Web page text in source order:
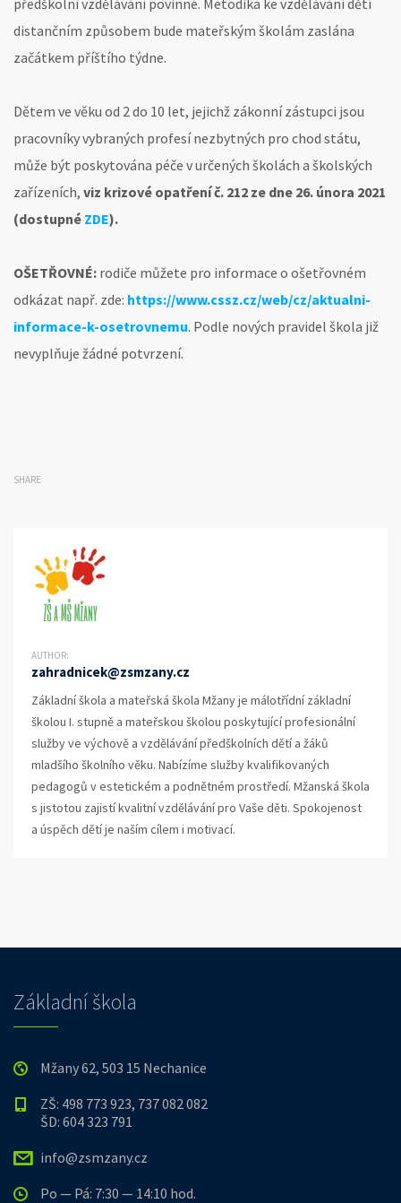
předškolní vzdělávání povinné. Metodika ke vzdělávání dětí
distančním způsobem bude mateřským školám zaslána
začátkem příštího týdne.
Dětem ve věku od 2 do 10 let, jejichž zákonní zástupci jsou
pracovníky vybraných profesí nezbytných pro chod státu,
může být poskytována péče v určených školách a školských
zařízeních, viz krizové opatření č. 212 ze dne 26. února 2021
(dostupné ZDE).
OŠETŘOVNÉ: rodiče můžete pro informace o ošetřovném
odkázat např. zde: https://www.cssz.cz/web/cz/aktualni-
informace-k-osetrovnemu. Podle nových pravidel škola již
nevyplňuje žádné potvrzení.
SHARE
AUTHOR:
zahradnicek@zsmzany.cz
Základní škola a mateřská škola Mžany je málotřídní základní
školou I. stupně a mateřskou školou poskytující profesionální
služby ve výchově a vzdělávání předškolních dětí a žáků
mladšího školního věku. Nabízíme služby kvalifikovaných
pedagogů v estetickém a podnětném prostředí. Mžanská škola
s jistotou zajistí kvalitní vzdělávání pro Vaše děti. Spokojenost
a úspěch dětí je naším cílem i motivací.
Základní škola
Mžany 62, 503 15 Nechanice
ZŠ: 498 773 923, 737 082 082
ŠD: 604 323 791
info@zsmzany.cz
Po — Pá: 7:30 — 14:10 hod.